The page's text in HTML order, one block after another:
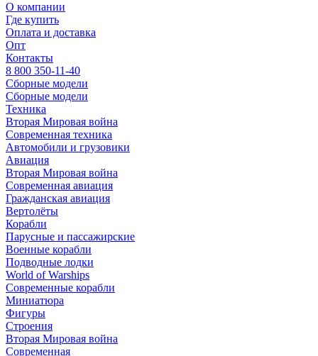
О компании
Где купить
Оплата и доставка
Опт
Контакты
8 800 350-11-40
Сборные модели
Сборные модели
Техника
Вторая Мировая война
Современная техника
Автомобили и грузовики
Авиация
Вторая Мировая война
Современная авиация
Гражданская авиация
Вертолёты
Корабли
Парусные и пассажирские
Военные корабли
Подводные лодки
World of Warships
Современные корабли
Миниатюра
Фигуры
Строения
Вторая Мировая война
Современная